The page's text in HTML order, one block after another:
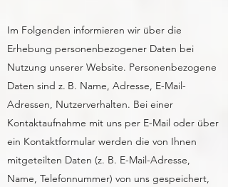
Im Folgenden informieren wir über die
Erhebung personenbezogener Daten bei
Nutzung unserer Website. Personenbezogene
Daten sind z. B. Name, Adresse, E-Mail-
Adressen, Nutzerverhalten. Bei einer
Kontaktaufnahme mit uns per E-Mail oder über
ein Kontaktformular werden die von Ihnen
mitgeteilten Daten (z. B. E-Mail-Adresse,
Name, Telefonnummer) von uns gespeichert,